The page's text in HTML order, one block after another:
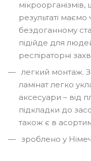
результаті маємо
бездоганному
підійде для
респіраторні
легкий монтаж.
ламінат легко
аксесуари – від
підкладки до
також є в
зроблено у